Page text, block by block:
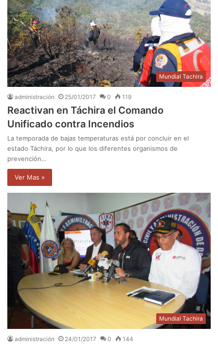
Mundial Tachira
administración 25/01/2017 0 119
Reactivan en Táchira el Comando
Unificado contra Incendios
La temporada de bajas temperaturas está por concluir en el
estado Táchira, por lo que los diferentes organismos de
prevención…
Ver Mas »
Mundial Tachira
administración 24/01/2017 0 144